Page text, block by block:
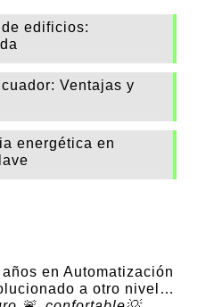
edificios:
Ventajas y
energética en
en Automatización
a otro nivel…